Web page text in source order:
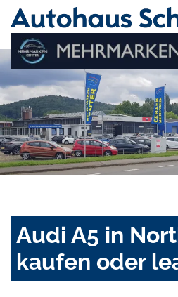
Audi A5 in
kaufen oder